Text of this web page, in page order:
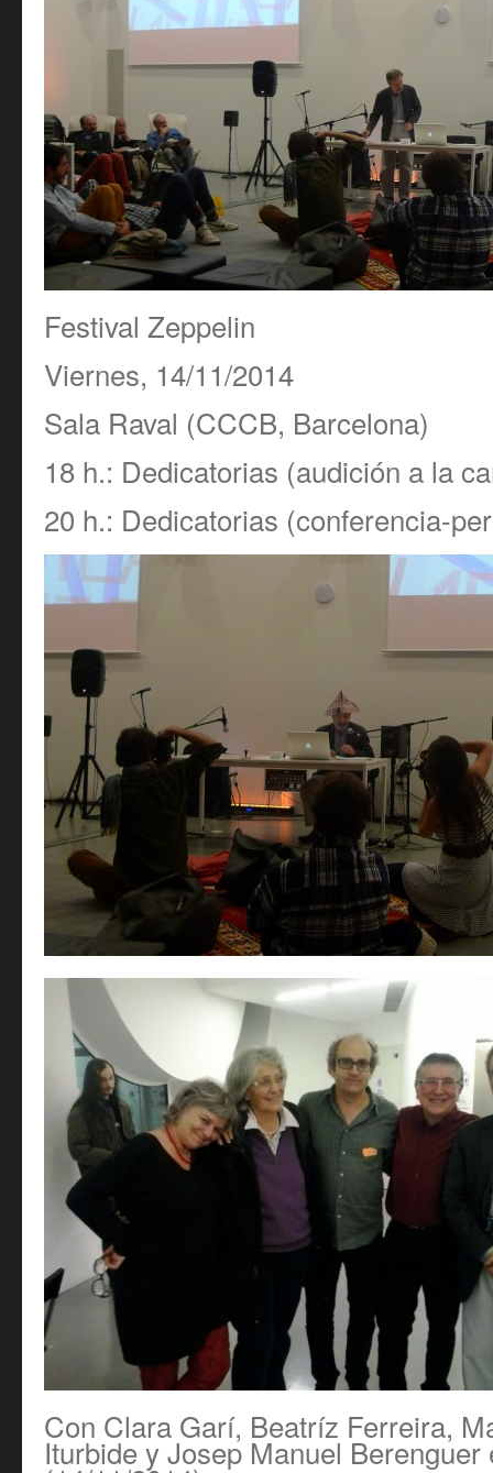
Festival Zeppelin
Viernes, 14/11/2014
Sala Raval (CCCB, Barcelona)
18 h.: Dedicatorias (audición a la
20 h.: Dedicatorias (conferencia-
Con Clara Garí, Beatríz Ferreira,
Iturbide y Josep Manuel